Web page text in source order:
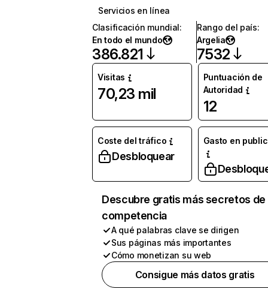
Servicios en línea
Clasificación mundial:
En todo el mundo
386.821
Rango del país:
Argelia
7532
Visitas
70,23 mil
Puntuación de
Autoridad
12
Coste del tráfico
Desbloquear
Gasto en
Descubre gratis más secretos de
competencia
A qué palabras clave se dirigen
Sus páginas más importantes
Cómo monetizan su web
Consigue más datos gratis